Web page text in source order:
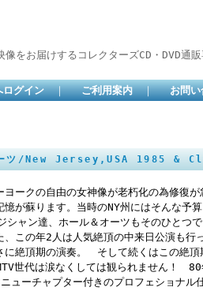
をお届けするコレクターズCD・DVD通販
ログイン ｜ ご利用案内 ｜ お問い
ツ/New Jersey,USA 1985 &
ークの自由の女神像が老朽化の為修復
が蘇ります。当時のNY州にはそんな予
シャン達、ホール＆オーツもそのひとつ
この年2人は人気絶頂の中来日公演も行
に絶頂期の演奏。 そして続くはこの絶頂
世代は涙なくしては観られません！ 80
ューチャプター付きのプロフェショナル